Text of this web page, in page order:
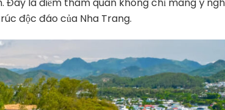
Đây là điểm tham quan không chỉ mang ý
độc đáo của Nha Trang.